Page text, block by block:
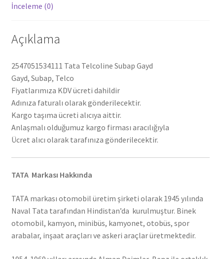
İnceleme (0)
Açıklama
2547051534111 Tata Telcoline Subap Gayd
Gayd, Subap, Telco
Fiyatlarımıza KDV ücreti dahildir
Adınıza faturalı olarak gönderilecektir.
Kargo taşıma ücreti alıcıya aittir.
Anlaşmalı olduğumuz kargo firması aracılığıyla
Ücret alıcı olarak tarafınıza gönderilecektir.
TATA Markası Hakkında
TATA markası otomobil üretim şirketi olarak 1945 yılında
Naval Tata tarafından Hindistan’da kurulmuştur. Binek
otomobil, kamyon, minibüs, kamyonet, otobüs, spor
arabalar, inşaat araçları ve askeri araçlar üretmektedir.